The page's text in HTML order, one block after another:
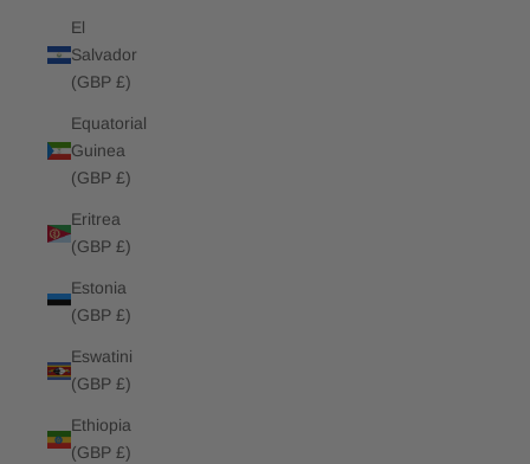
El
Salvador
(GBP £)
Equatorial
Guinea
(GBP £)
Eritrea
(GBP £)
Estonia
(GBP £)
Eswatini
(GBP £)
Ethiopia
(GBP £)